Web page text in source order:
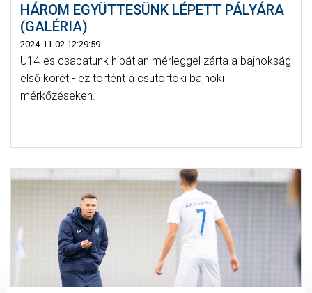
HÁROM EGYÜTTESÜNK LÉPETT PÁLYÁRA
(GALÉRIA)
2024-11-02 12:29:59
U14-es csapatunk hibátlan mérleggel zárta a bajnokság
első körét - ez történt a csütörtöki bajnoki
mérkőzéseken.